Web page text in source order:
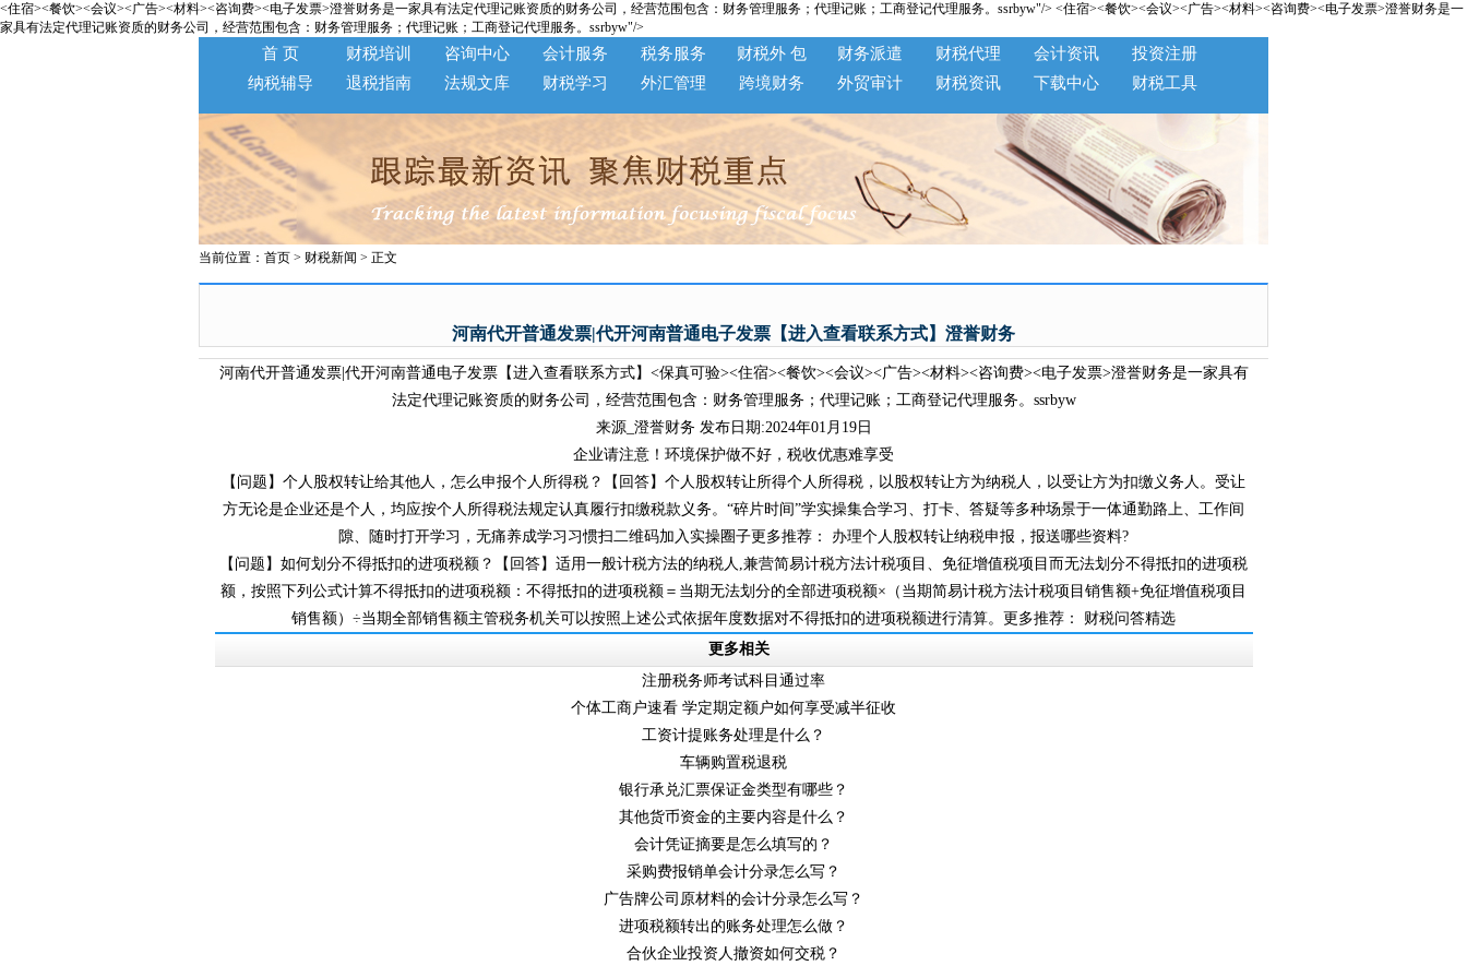
<住宿><餐饮><会议><广告><材料><咨询费><电子发票>澄誉财务是一家具有法定代理记账资质的财务公司，经营范围包含：财务管理服务；代理记账；工商登记代理服务。ssrbyw"/> <住宿><餐饮><会议><广告><材料><咨询费><电子发票>澄誉财务是一
家具有法定代理记账资质的财务公司，经营范围包含：财务管理服务；代理记账；工商登记代理服务。ssrbyw"/>
首 页 财税培训 咨询中心 会计服务 税务服务 财税外 包 财务派遣 财税代理 会计资讯
投资注册
纳税辅导
退税指南 法规文库 财税学习 外汇管理 跨境财务 外贸审计 财税资讯 下载中心 财税工具
当前位置： 首页 > 财税新闻 > 正文
河南代开普通发票|代开河南普通电子发票【进入查看联系方式】澄誉财务
河南代开普通发票|代开河南普通电子发票【进入查看联系方式】<保真可验><住宿><餐饮><会议><广告><材料><咨询费><电子发票>澄誉财务是一家具有
法定代理记账资质的财务公司，经营范围包含：财务管理服务；代理记账；工商登记代理服务。ssrbyw
来源_澄誉财务 发布日期:2024年01月19日
企业请注意！环境保护做不好，税收优惠难享受
【问题】个人股权转让给其他人，怎么申报个人所得税？【回答】个人股权转让所得个人所得税，以股权转让方为纳税人，以受让方为扣缴义务人。受让
方无论是企业还是个人，均应按个人所得税法规定认真履行扣缴税款义务。“碎片时间”学实操集合学习、打卡、答疑等多种场景于一体通勤路上、工作间
隙、随时打开学习，无痛养成学习习惯扫二维码加入实操圈子更多推荐： 办理个人股权转让纳税申报，报送哪些资料?
【问题】如何划分不得抵扣的进项税额？【回答】适用一般计税方法的纳税人,兼营简易计税方法计税项目、免征增值税项目而无法划分不得抵扣的进项税
额，按照下列公式计算不得抵扣的进项税额：不得抵扣的进项税额＝当期无法划分的全部进项税额×（当期简易计税方法计税项目销售额+免征增值税项目
销售额）÷当期全部销售额主管税务机关可以按照上述公式依据年度数据对不得抵扣的进项税额进行清算。更多推荐： 财税问答精选
更多相关
注册税务师考试科目通过率
个体工商户速看 学定期定额户如何享受减半征收
工资计提账务处理是什么？
车辆购置税退税
银行承兑汇票保证金类型有哪些？
其他货币资金的主要内容是什么？
会计凭证摘要是怎么填写的？
采购费报销单会计分录怎么写？
广告牌公司原材料的会计分录怎么写？
进项税额转出的账务处理怎么做？
合伙企业投资人撤资如何交税？